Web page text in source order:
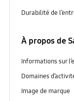
Durabilité de
À propos de
Informations sur
Domaines
Image de marque